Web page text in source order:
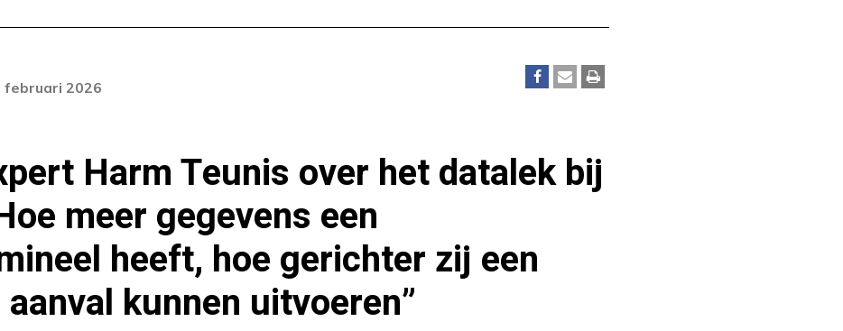
fout opgetreden. Als het probleem
neem dan contact op met onze
februari 2026
Harm Teunis over het datalek bij
meer gegevens een
heeft, hoe gerichter zij een
kunnen uitvoeren”